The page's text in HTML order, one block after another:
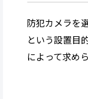
防犯カメラを
という設置目
によって求め